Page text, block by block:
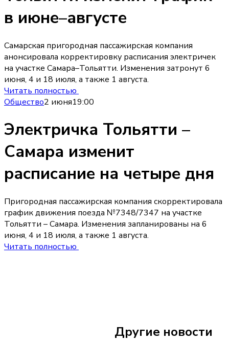
Другие новости
поножовщиной
в июне–августе
Самарская пригородная пассажирская компания
анонсировала корректировку расписания электричек
на участке Самара–Тольятти. Изменения затронут 6
июня, 4 и 18 июля, а также 1 августа.
Читать полностью
Общество2 июня19:00
Электричка Тольятти –
Самара изменит
расписание на четыре дня
Пригородная пассажирская компания скорректировала
график движения поезда №7348/7347 на участке
Тольятти – Самара. Изменения запланированы на 6
июня, 4 и 18 июля, а также 1 августа.
Читать полностью